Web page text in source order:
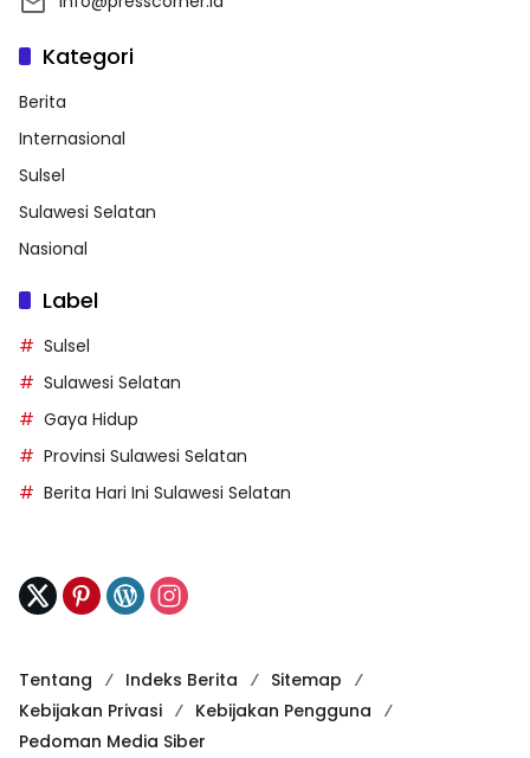
Kategori
Berita
Internasional
Sulsel
Sulawesi Selatan
Nasional
Label
Sulsel
Sulawesi Selatan
Gaya Hidup
Provinsi Sulawesi Selatan
Berita Hari Ini Sulawesi Selatan
Tentang Indeks Berita
Sitemap
Kebijakan Privasi
Kebijakan Pengguna
Pedoman Media Siber